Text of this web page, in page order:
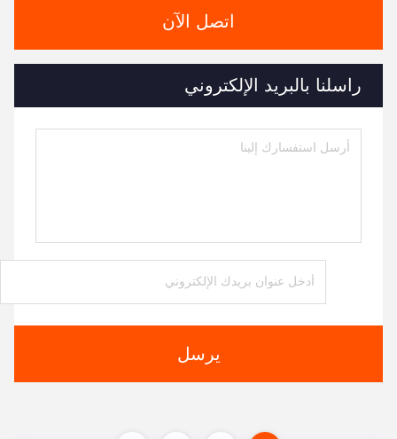
اتصل الآن
راسلنا بالبريد الإلكتروني
يرسل